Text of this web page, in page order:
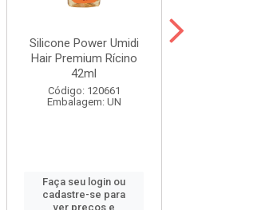
Silicone Power Umidi
Hair Premium Rícino
42ml
Código: 120661
Embalagem: UN
Faça seu login ou
cadastre-se para
ver preços e